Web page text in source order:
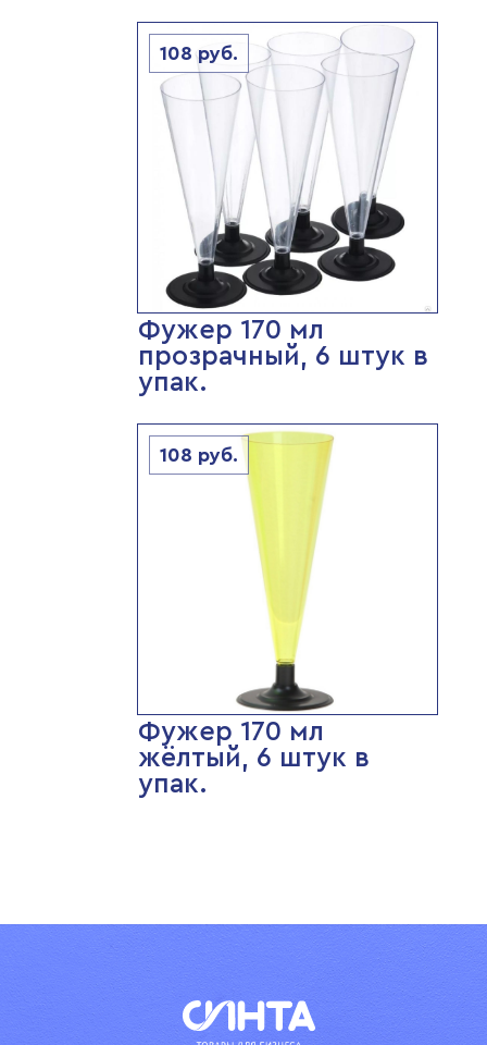
108 руб.
Фужер 170 мл
прозрачный, 6 штук в
упак.
108 руб.
Фужер 170 мл
жёлтый, 6 штук в
упак.